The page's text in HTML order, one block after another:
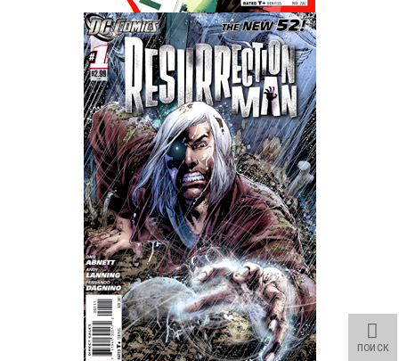
Небесный воин
Немного героев меча и магии
Расширенная версия Х3
REBalance
Работы Kuroneko
Doom 3 Remaster Fan Edition
X2 - The Threat Remaster Fan Edition
Quake III Arena Remaster Fan Edition
Star Trek Voyager Elite Force Remaster Fan Edition
Sacred Gold Remaster Fan Edition ПОИСК